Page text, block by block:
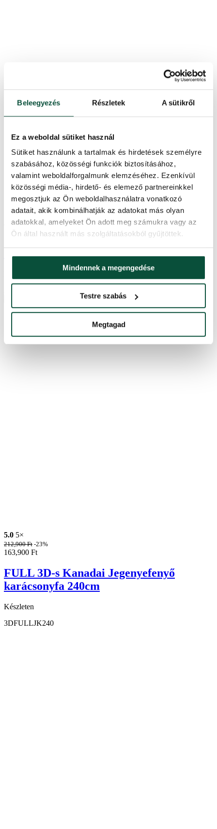
Beleegyezés Részletek A sütikről
Ez a weboldal sütiket használ
Sütiket használunk a tartalmak és hirdetések személyre
szabásához, közösségi funkciók biztosításához,
valamint weboldalforgalmunk elemzéséhez. Ezenkívül
közösségi média-, hirdető- és elemező partnereinkkel
megosztjuk az Ön weboldalhasználatra vonatkozó
adatait, akik kombinálhatják az adatokat más olyan
adatokkal, amelyeket Ön adott meg számukra vagy az
Ön által használt más szolgáltatásokból gyűjtöttek.
Mindennek a megengedése
Testre szabás
Megtagad
164,600Ft -23%
126,700Ft
3D Kanadai Műfenyő 240cm
5.0 5×
212,900Ft -23%
163,900 Ft
FULL 3D-s Kanadai Jegenyefenyő
karácsonyfa 240cm
Készleten
3DFULLJK240